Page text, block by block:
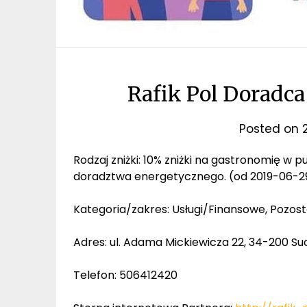
Rafik Pol Doradca
Posted on
Rodzaj zniżki: 10% zniżki na gastronomię w
doradztwa energetycznego. (od 2019-06-
Kategoria/zakres: Usługi/Finansowe,
Adres: ul. Adama Mickiewicza 22, 34-200
Telefon: 506412420